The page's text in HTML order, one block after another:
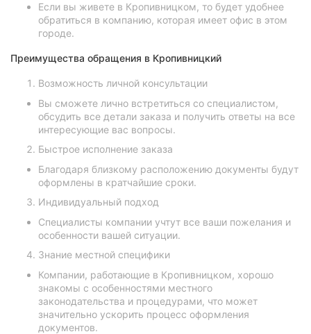
Если вы живете в Кропивницком, то будет удобнее
обратиться в компанию, которая имеет офис в этом
городе.
Преимущества обращения в Кропивницкий
Возможность личной консультации
Вы сможете лично встретиться со специалистом,
обсудить все детали заказа и получить ответы на все
интересующие вас вопросы.
Быстрое исполнение заказа
Благодаря близкому расположению документы будут
оформлены в кратчайшие сроки.
Индивидуальный подход
Специалисты компании учтут все ваши пожелания и
особенности вашей ситуации.
Знание местной специфики
Компании, работающие в Кропивницком, хорошо
знакомы с особенностями местного
законодательства и процедурами, что может
значительно ускорить процесс оформления
документов.